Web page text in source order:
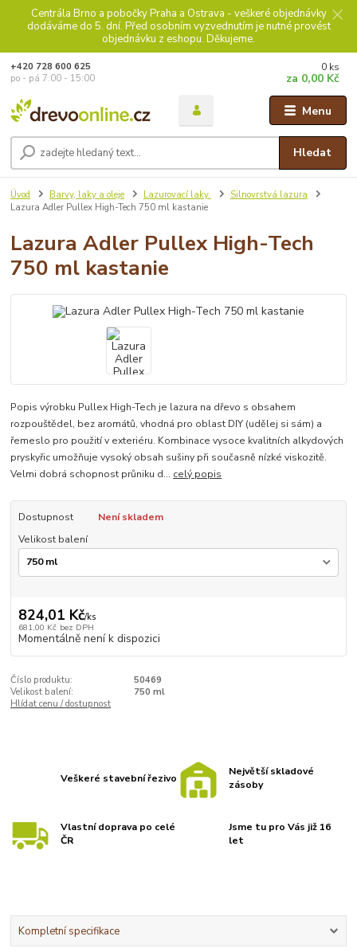
Centrála Brno a pobočky Praha a Ostrava - veškeré objednávky
dodáváme do 5. dní. Před osobním vyzvednutím je nutné provést
objednávku z eshopu. Děkujeme.
Menu
Hledat
+420 728 600 625
po - pá 7:00 - 15:00
0 ks
za 0,00 Kč
Úvod Barvy, laky a oleje Lazurovací laky
Silnovrstvá lazura
Lazura Adler Pullex High-Tech 750 ml kastanie
Lazura Adler Pullex High-Tech
750 ml kastanie
Popis výrobku Pullex High-Tech je lazura na dřevo s obsahem
rozpouštědel, bez aromátů, vhodná pro oblast DIY (udělej si sám) a
řemeslo pro použití v exteriéru. Kombinace vysoce kvalitních alkydových
pryskyřic umožňuje vysoký obsah sušiny při současně nízké viskozitě.
Velmi dobrá schopnost průniku d... celý popis
Dostupnost
Není skladem
Velikost balení
824,01 Kč/ks
681,00 Kč bez DPH
Momentálně není k dispozici
Číslo produktu:
50469
Velikost balení:
750 ml
Hlídat cenu / dostupnost
Veškeré stavební řezivo
Největší skladové
zásoby
Vlastní doprava po celé
ČR
Jsme tu pro Vás již 16
let
Kompletní specifikace